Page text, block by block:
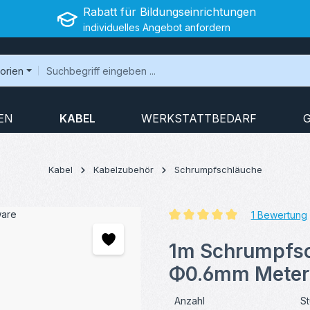
Rabatt für Bildungseinrichtungen
individuelles Angebot anfordern
KABEL WERKSTATTBEDARF
Kabel Kabelzubehör Schrumpfschläuche
1 Bewertung
1m
Φ0.6mm
Anzahl